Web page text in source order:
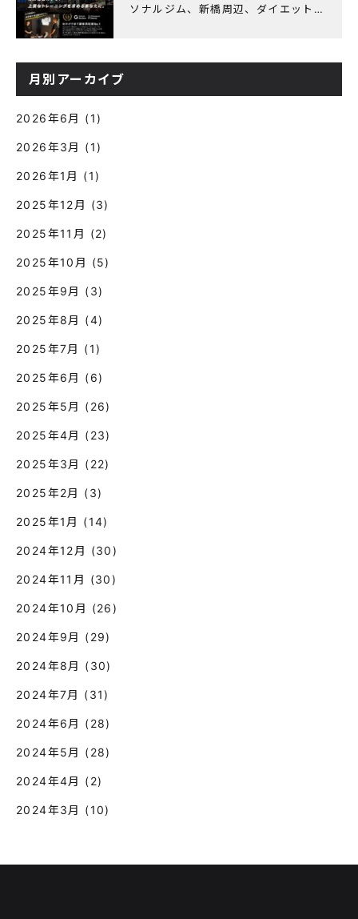
ソナルジム、新橋周辺、ダイエットに
月別アーカイブ
2026年6月 (1)
2026年3月 (1)
2026年1月 (1)
2025年12月 (3)
2025年11月 (2)
2025年10月 (5)
2025年9月 (3)
2025年8月 (4)
2025年7月 (1)
2025年6月 (6)
2025年5月 (26)
2025年4月 (23)
2025年3月 (22)
2025年2月 (3)
2025年1月 (14)
2024年12月 (30)
2024年11月 (30)
2024年10月 (26)
2024年9月 (29)
2024年8月 (30)
2024年7月 (31)
2024年6月 (28)
2024年5月 (28)
2024年4月 (2)
2024年3月 (10)